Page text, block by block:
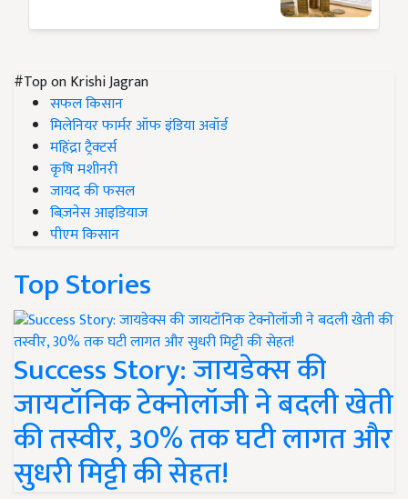
#Top on Krishi Jagran
सफल किसान
मिलेनियर फार्मर ऑफ इंडिया अवॉर्ड
महिंद्रा ट्रैक्टर्स
कृषि मशीनरी
जायद की फसल
बिज़नेस आइडियाज
पीएम किसान
Top Stories
Success Story: जायडेक्स की
जायटॉनिक टेक्नोलॉजी ने बदली खेती
की तस्वीर, 30% तक घटी लागत और
सुधरी मिट्टी की सेहत!